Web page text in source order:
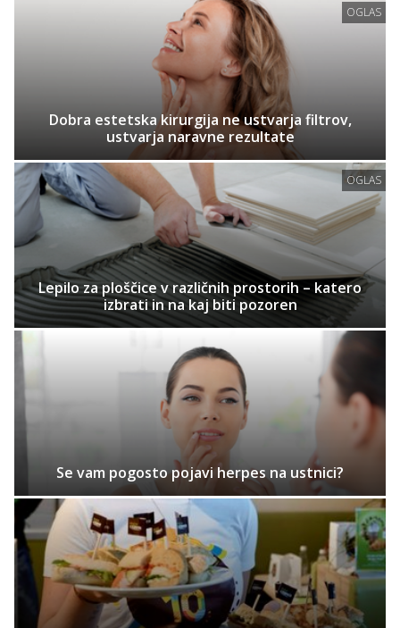
OGLAS
Dobra estetska kirurgija ne ustvarja filtrov,
ustvarja naravne rezultate
OGLAS
Lepilo za ploščice v različnih prostorih – katero
izbrati in na kaj biti pozoren
Se vam pogosto pojavi herpes na ustnici?